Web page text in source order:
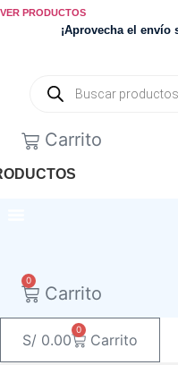
Ir
VER PRODUCTOS
¡Aprovecha el
Búsqueda
Carrito
0
Carrito
S/ 0.00
0
Carrito